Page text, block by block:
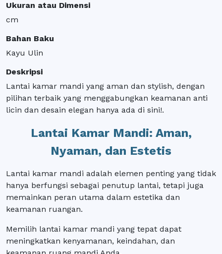
Ukuran atau Dimensi
cm
Bahan Baku
Kayu Ulin
Deskripsi
Lantai kamar mandi yang aman dan stylish, dengan
pilihan terbaik yang menggabungkan keamanan anti
licin dan desain elegan hanya ada di sini!.
Lantai Kamar Mandi: Aman,
Nyaman, dan Estetis
Lantai kamar mandi adalah elemen penting yang tidak
hanya berfungsi sebagai penutup lantai, tetapi juga
memainkan peran utama dalam estetika dan
keamanan ruangan.
Memilih lantai kamar mandi yang tepat dapat
meningkatkan kenyamanan, keindahan, dan